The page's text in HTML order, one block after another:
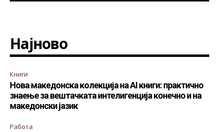
Најново
Книги
Нова македонска колекција на AI книги: практично
знаење за вештачката интелигенција конечно и на
македонски јазик
Работа